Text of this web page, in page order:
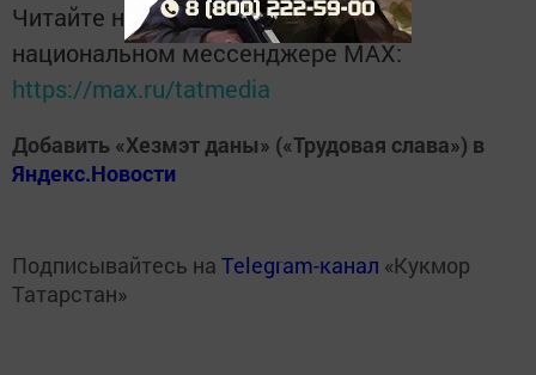
Читайте новости Татарстана в
национальном мессенджере MАХ:
https://max.ru/tatmedia
Добавить «Хезмэт даны» («Трудовая слава») в
Яндекс.Новости
Подписывайтесь на Telegram-канал «Кукмор
Татарстан»